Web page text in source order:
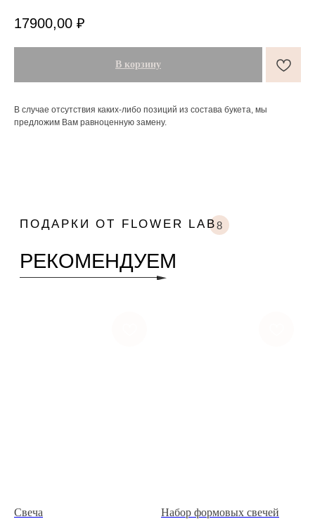
17900,00 ₽
В корзину
В случае отсутствия каких-либо позиций из состава букета, мы
предложим Вам равноценную замену.
Свеча
Набор формовых свечей